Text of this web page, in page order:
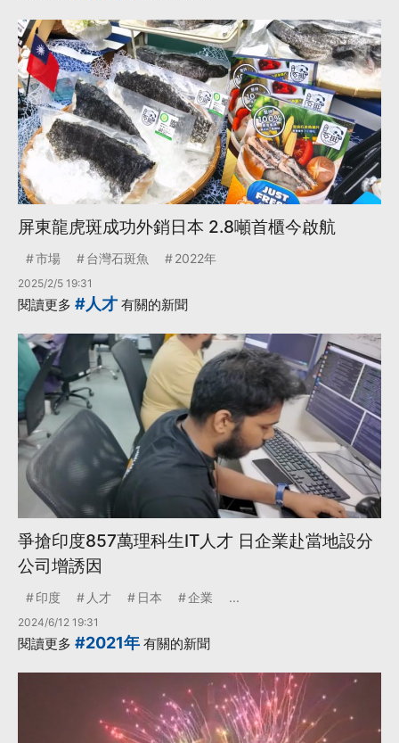
屏東龍虎斑成功外銷日本 2.8噸首櫃今啟航
市場 台灣石斑魚 2022年
2025/2/5 19:31
閱讀更多 #人才 有關的新聞
爭搶印度857萬理科生IT人才 日企業赴當地設分
公司增誘因
印度 人才 日本 企業 ...
2024/6/12 19:31
閱讀更多 #2021年 有關的新聞